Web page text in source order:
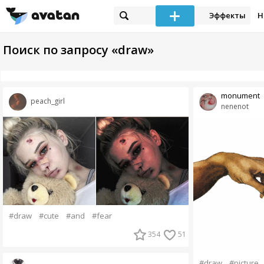
Эффекты
Поиск по запросу «draw»
peach_girl
#draw #cute #and #fear
354 51
nenenot
monument